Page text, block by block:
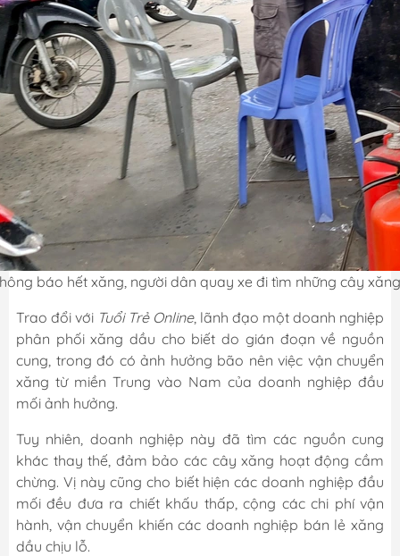
báo hết xăng, người dân quay xe đi tìm những cây
Trao đổi với Tuổi Trẻ Online, lãnh đạo một doanh nghiệp
phân phối xăng dầu cho biết do gián đoạn về nguồn
cung, trong đó có ảnh hưởng bão nên việc vận chuyển
xăng từ miền Trung vào Nam của doanh nghiệp đầu
mối ảnh hưởng.
Tuy nhiên, doanh nghiệp này đã tìm các nguồn cung
khác thay thế, đảm bảo các cây xăng hoạt động cầm
chừng. Vị này cũng cho biết hiện các doanh nghiệp đầu
mối đều đưa ra chiết khấu thấp, cộng các chi phí vận
hành, vận chuyển khiến các doanh nghiệp bán lẻ xăng
dầu chịu lỗ.